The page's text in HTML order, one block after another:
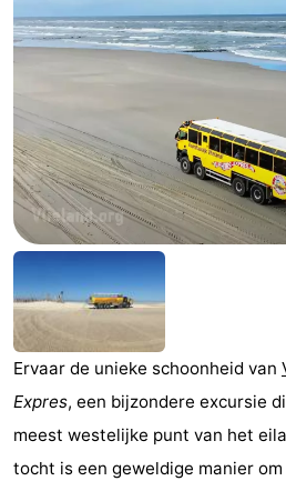
Overnachten
Appartementen
-
Vlieduyn
Campings
Hotels
Last
minutes
Strand
Zien
&
Bezienswaardigheden
Ervaar de unieke schoonheid van
Expres, een bijzondere excursie
meest westelijke punt van het
tocht is een geweldige manier